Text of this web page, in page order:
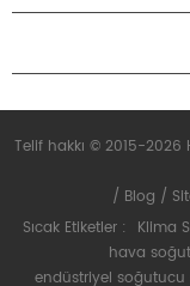
Telif hakkı © 2015-
/ Blog /
Sıcak Etiketler :
Klima
hava
endüstriyel soğutucu